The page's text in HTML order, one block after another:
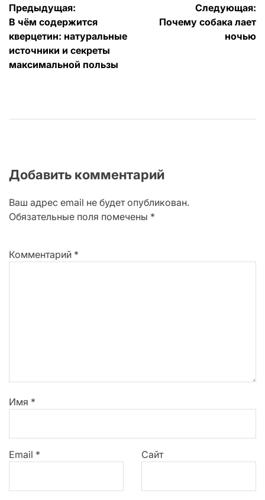
Навигация
по
записям
Предыдущая:
В чём содержится
кверцетин: натуральные
источники и секреты
максимальной пользы
Следующая:
Почему собака лает
ночью
Добавить комментарий
Ваш адрес email не будет опубликован.
Обязательные поля помечены *
Комментарий *
Имя *
Email * Сайт